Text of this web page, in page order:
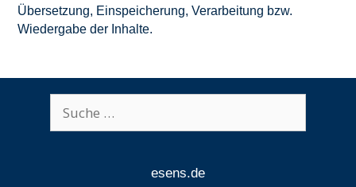
Übersetzung, Einspeicherung, Verarbeitung bzw.
Wiedergabe der Inhalte.
nach:
esens.de